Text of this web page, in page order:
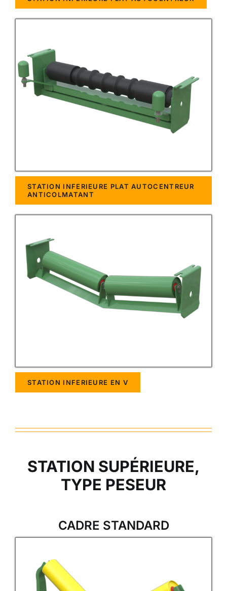
STATION INFERIEURE PLAT AUTOCENTREUR
ANTICOLMATANT
STATION INFERIEURE EN V
STATION SUPÉRIEURE,
TYPE PESEUR
CADRE STANDARD